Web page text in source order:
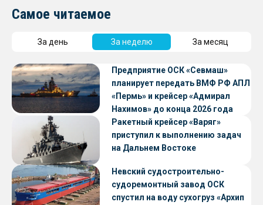
Самое читаемое
За день За неделю За месяц
Предприятие ОСК «Севмаш»
планирует передать ВМФ РФ АПЛ
«Пермь» и крейсер «Адмирал
Нахимов» до конца 2026 года
Ракетный крейсер «Варяг»
приступил к выполнению задач
на Дальнем Востоке
Невский судостроительно-
судоремонтный завод ОСК
спустил на воду сухогруз «Архип